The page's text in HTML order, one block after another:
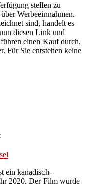
stellen zu
Werbeeinnahmen.
sind, handelt es
diesen Link und
einen Kauf durch,
Für Sie entstehen keine
ein kanadisch-
2020. Der Film wurde